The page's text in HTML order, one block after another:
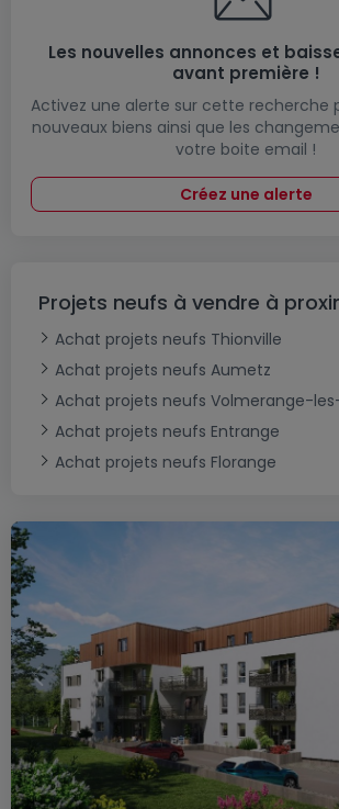
Les nouvelles annonces et
avant première !
Activez une alerte sur cette recherche
nouveaux biens ainsi que les
votre boite email !
Créez une alerte
Projets neufs à vendre à
Achat projets neufs Thionville
Achat projets neufs Aumetz
Achat projets neufs Volmerange-
Achat projets neufs Entrange
Achat projets neufs Florange